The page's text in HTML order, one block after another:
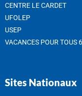
CENTRE LE CARDET
UFOLEP
USEP
VACANCES POUR TOUS
Sites Nationaux